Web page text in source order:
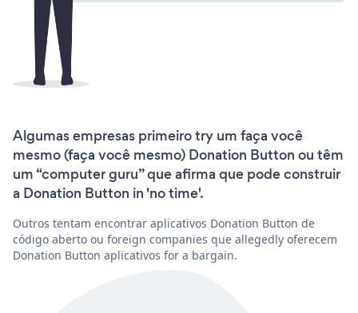
Algumas empresas primeiro try um faça você
mesmo (faça você mesmo) Donation Button ou têm
um “computer guru” que afirma que pode construir
a Donation Button in 'no time'.
Outros tentam encontrar aplicativos Donation Button de
código aberto ou foreign companies que allegedly oferecem
Donation Button aplicativos for a bargain.